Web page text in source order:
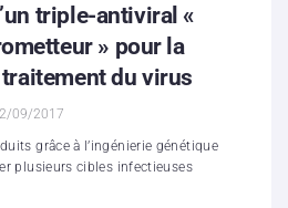
triple-antiviral «
» pour la
du virus
09/2017
grâce à l’ingénierie génétique
plusieurs cibles infectieuses